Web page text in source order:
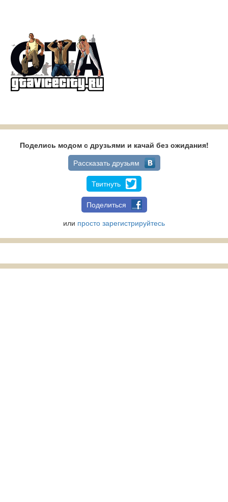
Поделись модом с друзьями и качай без ожидания!
Рассказать друзьям
Твитнуть
Поделиться
или просто зарегистрируйтесь